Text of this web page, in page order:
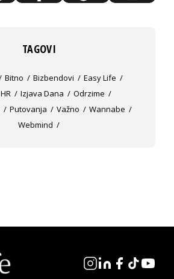
TAGOVI
Bitno Bizbendovi
Easy Life
HR Izjava Dana
Odrzime
Putovanja Važno
Wannabe
Webmind